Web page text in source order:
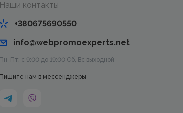
Наши контакты
+380675690550
info@webpromoexperts.net
Пн-Пт: с 9:00 до 19:00 Cб, Вс выходной
Пишите нам в мессенджеры